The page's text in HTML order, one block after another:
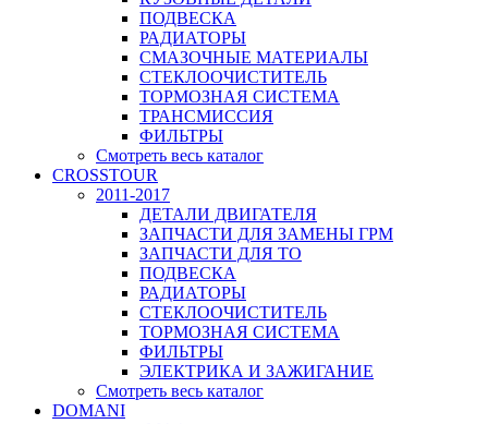
ПОДВЕСКА
РАДИАТОРЫ
СМАЗОЧНЫЕ МАТЕРИАЛЫ
СТЕКЛООЧИСТИТЕЛЬ
ТОРМОЗНАЯ СИСТЕМА
ТРАНСМИССИЯ
ФИЛЬТРЫ
Смотреть весь каталог
CROSSTOUR
2011-2017
ДЕТАЛИ ДВИГАТЕЛЯ
ЗАПЧАСТИ ДЛЯ ЗАМЕНЫ ГРМ
ЗАПЧАСТИ ДЛЯ ТО
ПОДВЕСКА
РАДИАТОРЫ
СТЕКЛООЧИСТИТЕЛЬ
ТОРМОЗНАЯ СИСТЕМА
ФИЛЬТРЫ
ЭЛЕКТРИКА И ЗАЖИГАНИЕ
Смотреть весь каталог
DOMANI